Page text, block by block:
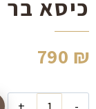
כיסא בר
790 ₪
כמות